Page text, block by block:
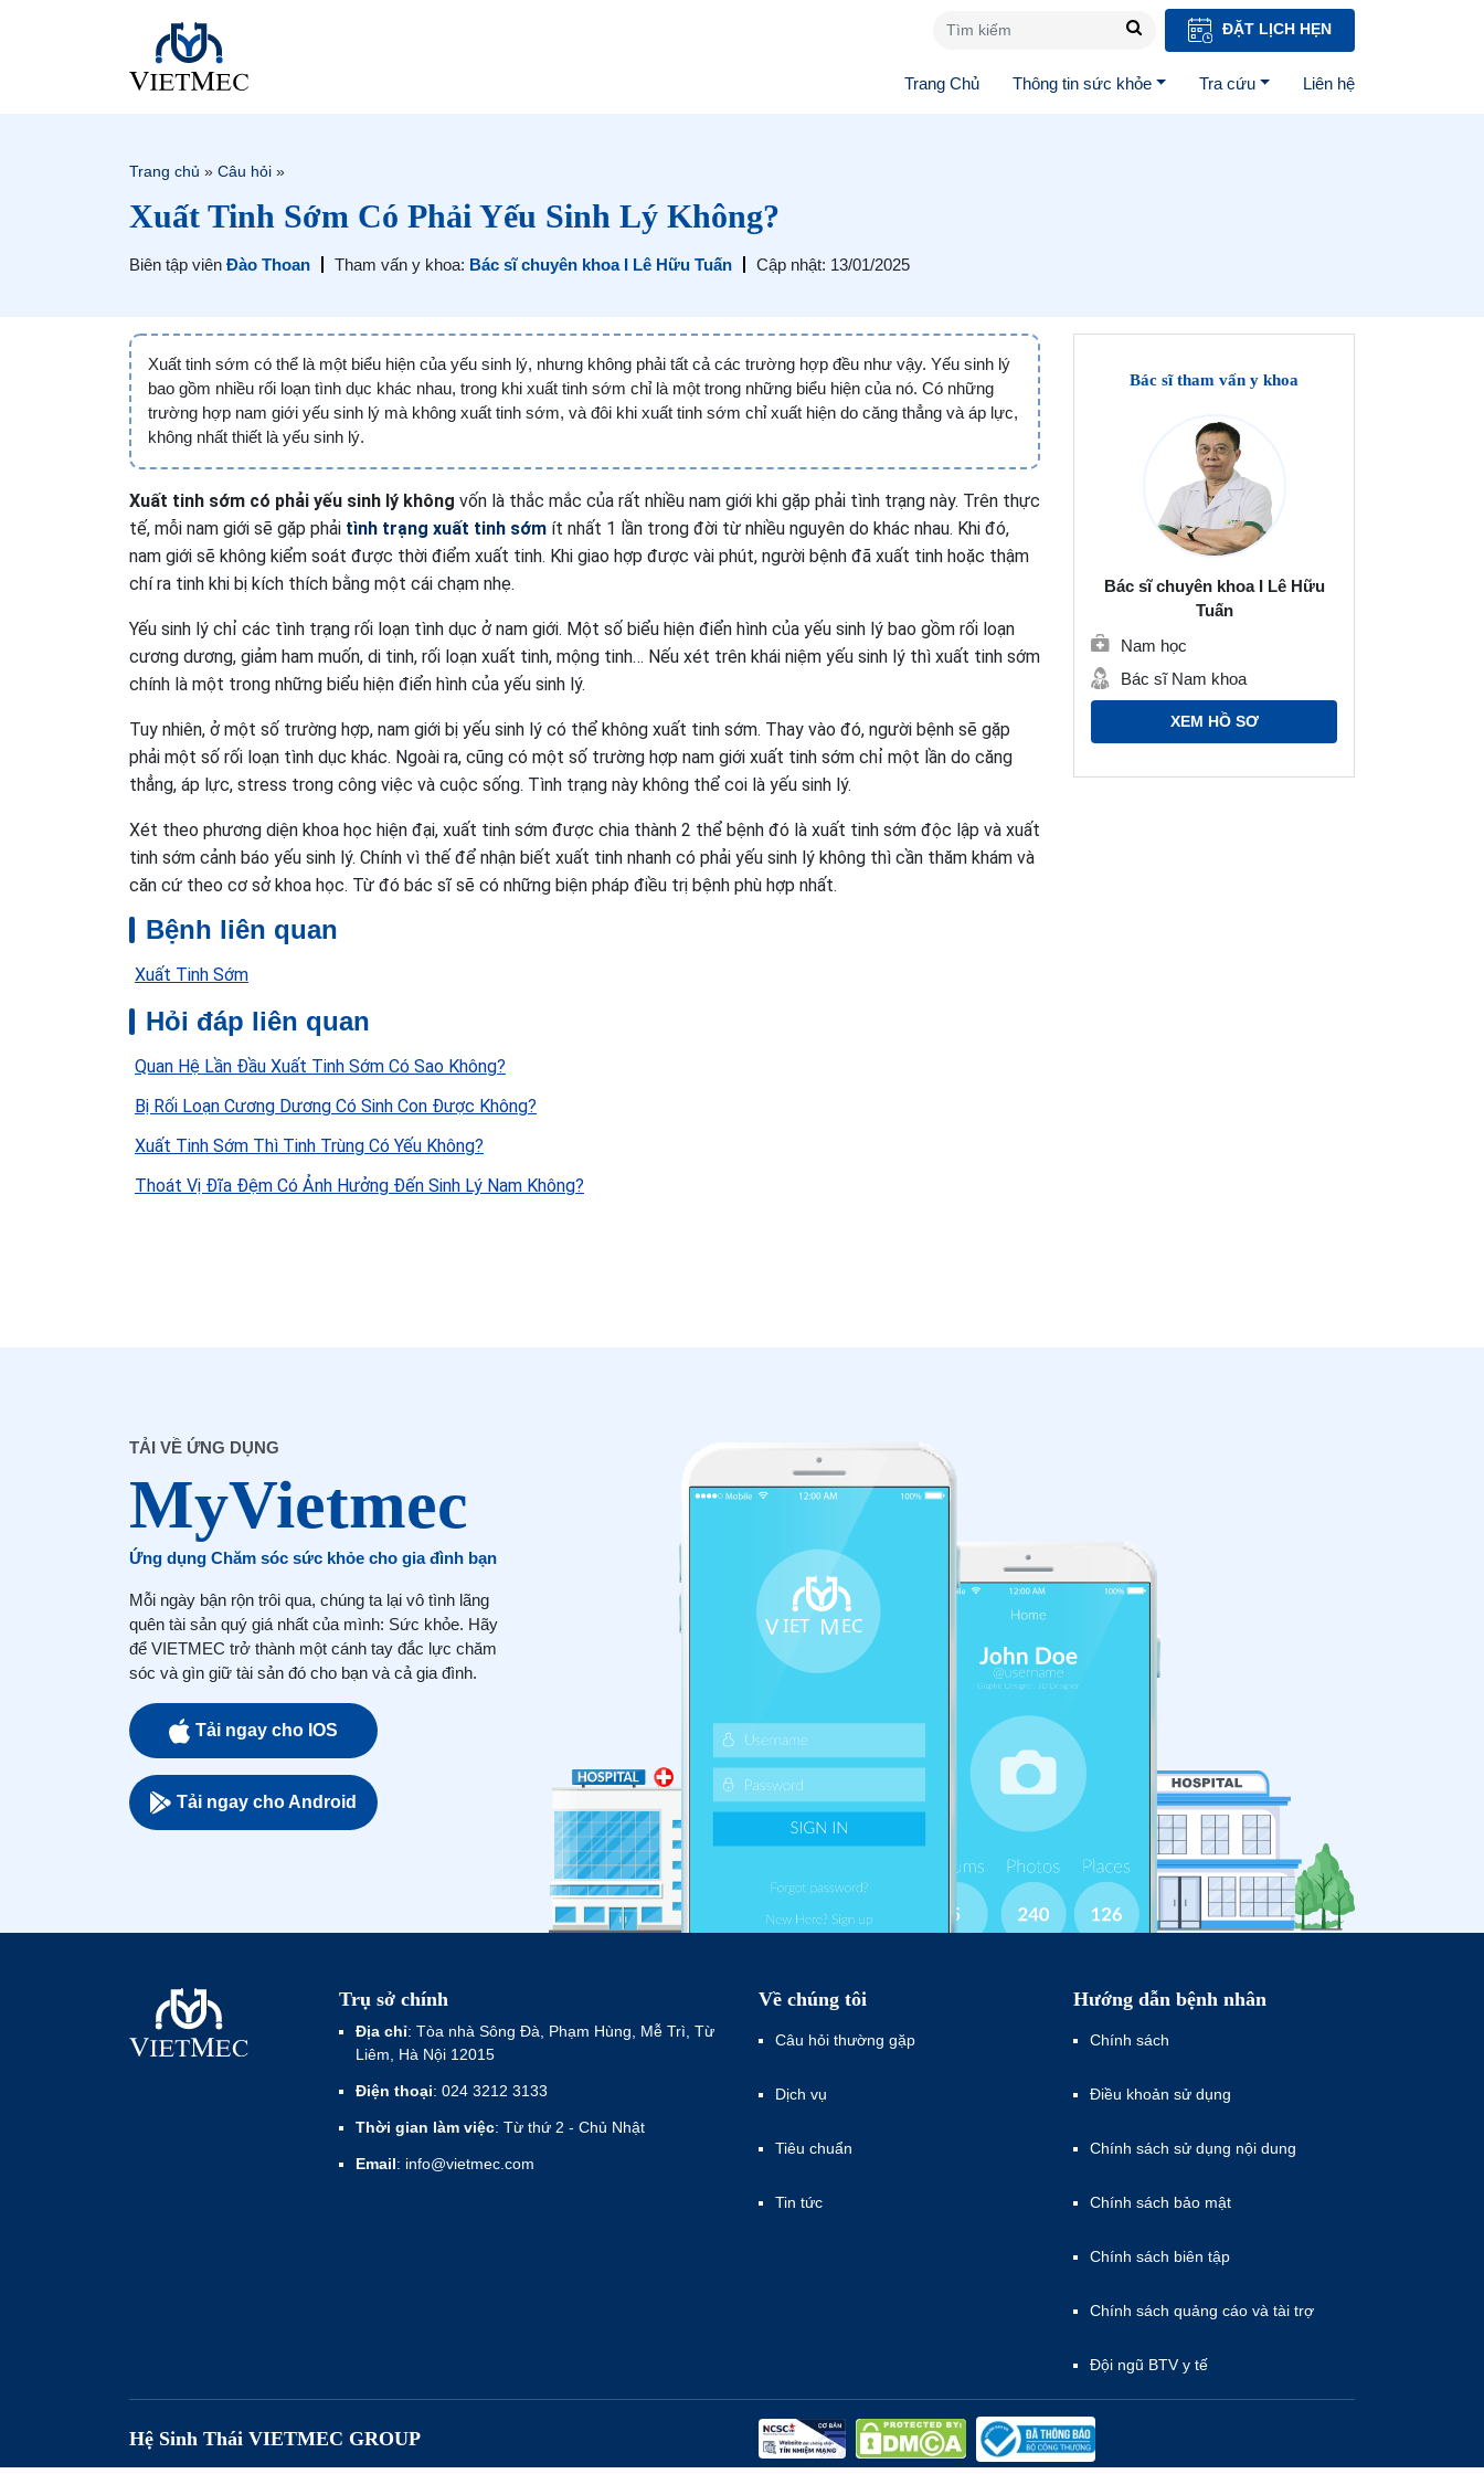
ĐẶT LỊCH HẸN
Trang Chủ Thông tin sức khỏe Tra cứu Liên hệ
Trang chủ » Câu hỏi »
Xuất Tinh Sớm Có Phải Yếu Sinh Lý Không?
Biên tập viên Đào Thoan Tham vấn y khoa: Bác sĩ chuyên khoa I Lê Hữu Tuấn Cập nhật: 13/01/2025
Xuất tinh sớm có thể là một biểu hiện của yếu sinh lý, nhưng không phải tất cả các trường hợp đều như vậy. Yếu sinh lý
bao gồm nhiều rối loạn tình dục khác nhau, trong khi xuất tinh sớm chỉ là một trong những biểu hiện của nó. Có những
trường hợp nam giới yếu sinh lý mà không xuất tinh sớm, và đôi khi xuất tinh sớm chỉ xuất hiện do căng thẳng và áp lực,
không nhất thiết là yếu sinh lý.
Xuất tinh sớm có phải yếu sinh lý không vốn là thắc mắc của rất nhiều nam giới khi gặp phải tình trạng này. Trên thực
tế, mỗi nam giới sẽ gặp phải tình trạng xuất tinh sớm ít nhất 1 lần trong đời từ nhiều nguyên do khác nhau. Khi đó,
nam giới sẽ không kiểm soát được thời điểm xuất tinh. Khi giao hợp được vài phút, người bệnh đã xuất tinh hoặc thậm
chí ra tinh khi bị kích thích bằng một cái chạm nhẹ.
Yếu sinh lý chỉ các tình trạng rối loạn tình dục ở nam giới. Một số biểu hiện điển hình của yếu sinh lý bao gồm rối loạn
cương dương, giảm ham muốn, di tinh, rối loạn xuất tinh, mộng tinh… Nếu xét trên khái niệm yếu sinh lý thì xuất tinh sớm
chính là một trong những biểu hiện điển hình của yếu sinh lý.
Tuy nhiên, ở một số trường hợp, nam giới bị yếu sinh lý có thể không xuất tinh sớm. Thay vào đó, người bệnh sẽ gặp
phải một số rối loạn tình dục khác. Ngoài ra, cũng có một số trường hợp nam giới xuất tinh sớm chỉ một lần do căng
thẳng, áp lực, stress trong công việc và cuộc sống. Tình trạng này không thể coi là yếu sinh lý.
Xét theo phương diện khoa học hiện đại, xuất tinh sớm được chia thành 2 thể bệnh đó là xuất tinh sớm độc lập và xuất
tinh sớm cảnh báo yếu sinh lý. Chính vì thế để nhận biết xuất tinh nhanh có phải yếu sinh lý không thì cần thăm khám và
căn cứ theo cơ sở khoa học. Từ đó bác sĩ sẽ có những biện pháp điều trị bệnh phù hợp nhất.
Bệnh liên quan
Xuất Tinh Sớm
Hỏi đáp liên quan
Quan Hệ Lần Đầu Xuất Tinh Sớm Có Sao Không?
Bị Rối Loạn Cương Dương Có Sinh Con Được Không?
Xuất Tinh Sớm Thì Tinh Trùng Có Yếu Không?
Thoát Vị Đĩa Đệm Có Ảnh Hưởng Đến Sinh Lý Nam Không?
Bác sĩ tham vấn y khoa
Bác sĩ chuyên khoa I Lê Hữu
Tuấn
Nam học
Bác sĩ Nam khoa
XEM HỒ SƠ
TẢI VỀ ỨNG DỤNG
Ứng dụng Chăm sóc sức khỏe cho gia đình bạn
Mỗi ngày bận rộn trôi qua, chúng ta lại vô tình lãng
quên tài sản quý giá nhất của mình: Sức khỏe. Hãy
để VIETMEC trở thành một cánh tay đắc lực chăm
sóc và gìn giữ tài sản đó cho bạn và cả gia đình.
Tải ngay cho IOS
Tải ngay cho Android
Trụ sở chính
Địa chỉ: Tòa nhà Sông Đà, Phạm Hùng, Mễ Trì, Từ
Liêm, Hà Nội 12015
Điện thoại: 024 3212 3133
Thời gian làm việc: Từ thứ 2 - Chủ Nhật
Email: info@vietmec.com
Về chúng tôi
Câu hỏi thường gặp
Dịch vụ
Tiêu chuẩn
Tin tức
Hướng dẫn bệnh nhân
Chính sách
Điều khoản sử dụng
Chính sách sử dụng nội dung
Chính sách bảo mật
Chính sách biên tập
Chính sách quảng cáo và tài trợ
Đội ngũ BTV y tế
Hệ Sinh Thái VIETMEC GROUP